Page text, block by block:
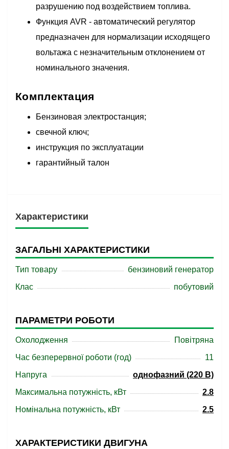
разрушению под воздействием топлива.
Функция AVR - автоматический регулятор
предназначен для нормализации исходящего
вольтажа с незначительным отклонением от
номинального значения.
Комплектация
Бензиновая электростанция;
свечной ключ;
инструкция по эксплуатации
гарантийный талон
Характеристики
ЗАГАЛЬНІ ХАРАКТЕРИСТИКИ
Тип товару
бензиновий генератор
Клас
побутовий
ПАРАМЕТРИ РОБОТИ
Охолодження
Повітряна
Час безперервної роботи (год)
11
Напруга
однофазний (220 В)
Максимальна потужність, кВт
2.8
Номінальна потужність, кВт
2.5
ХАРАКТЕРИСТИКИ ДВИГУНА